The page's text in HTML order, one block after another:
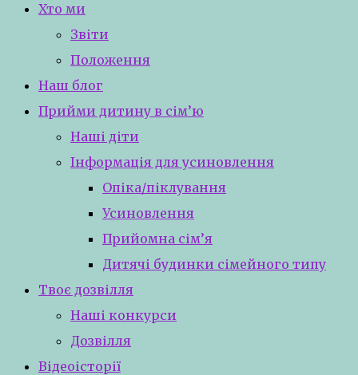
Хто ми
Звіти
Положення
Наш блог
Прийми дитину в сім’ю
Наші діти
Інформація для усиновлення
Опіка/піклування
Усиновлення
Прийомна сім’я
Дитячі будинки сімейного типу
Твоє дозвілля
Наші конкурси
Дозвілля
Відеоісторії